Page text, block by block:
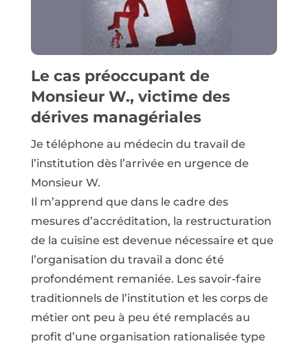
Le cas préoccupant de
Monsieur W., victime des
dérives managériales
Je téléphone au médecin du travail de
l’institution dès l’arrivée en urgence de
Monsieur W.
Il m’apprend que dans le cadre des
mesures d’accréditation, la restructuration
de la cuisine est devenue nécessaire et que
l’organisation du travail a donc été
profondément remaniée. Les savoir-faire
traditionnels de l’institution et les corps de
métier ont peu à peu été remplacés au
profit d’une organisation rationalisée type